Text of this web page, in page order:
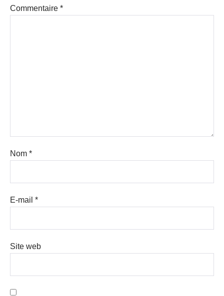
Commentaire *
Nom *
E-mail *
Site web